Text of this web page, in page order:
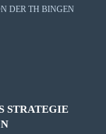
DER TH BINGEN
STRATEGIE